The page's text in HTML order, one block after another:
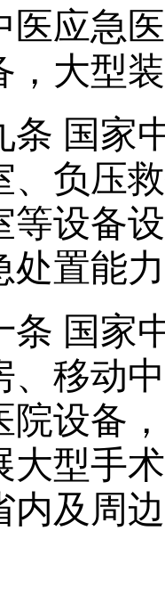
医应急
，大型
条 国家
、负压
等设备
处置能
条 国家
、移动
院设备
大型手
内及周